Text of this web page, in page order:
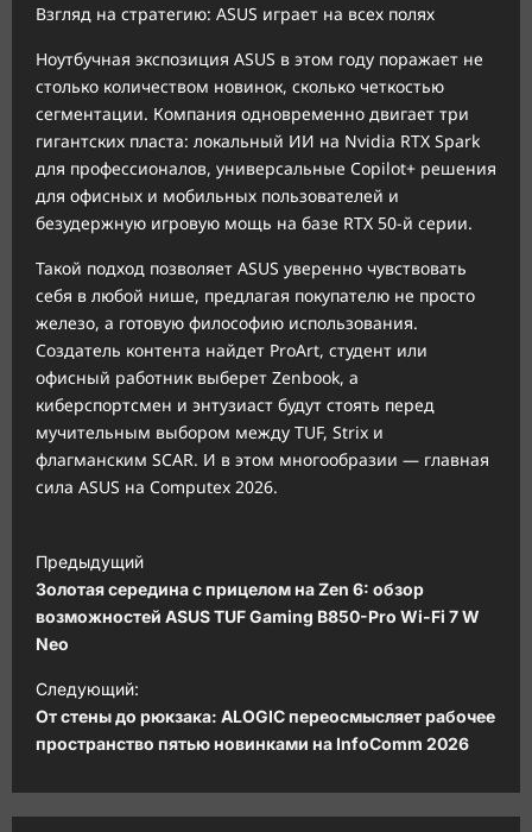
Взгляд на стратегию: ASUS играет на всех полях
Ноутбучная экспозиция ASUS в этом году поражает не
столько количеством новинок, сколько четкостью
сегментации. Компания одновременно двигает три
гигантских пласта: локальный ИИ на Nvidia RTX Spark
для профессионалов, универсальные Copilot+ решения
для офисных и мобильных пользователей и
безудержную игровую мощь на базе RTX 50-й серии.
Такой подход позволяет ASUS уверенно чувствовать
себя в любой нише, предлагая покупателю не просто
железо, а готовую философию использования.
Создатель контента найдет ProArt, студент или
офисный работник выберет Zenbook, а
киберспортсмен и энтузиаст будут стоять перед
мучительным выбором между TUF, Strix и
флагманским SCAR. И в этом многообразии — главная
сила ASUS на Computex 2026.
а
в
и
г
а
Предыдущий
Золотая середина с прицелом на Zen 6: обзор
возможностей ASUS TUF Gaming B850-Pro Wi-Fi 7 W
Neo
Следующий:
От стены до рюкзака: ALOGIC переосмысляет рабочее
пространство пятью новинками на InfoComm 2026